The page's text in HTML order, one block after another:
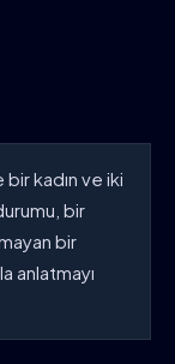
kadın ve iki
bir
bir
anlatmayı